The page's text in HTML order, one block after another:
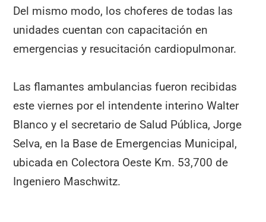
Del mismo modo, los choferes de todas las
unidades cuentan con capacitación en
emergencias y resucitación cardiopulmonar.
Las flamantes ambulancias fueron recibidas
este viernes por el intendente interino Walter
Blanco y el secretario de Salud Pública, Jorge
Selva, en la Base de Emergencias Municipal,
ubicada en Colectora Oeste Km. 53,700 de
Ingeniero Maschwitz.